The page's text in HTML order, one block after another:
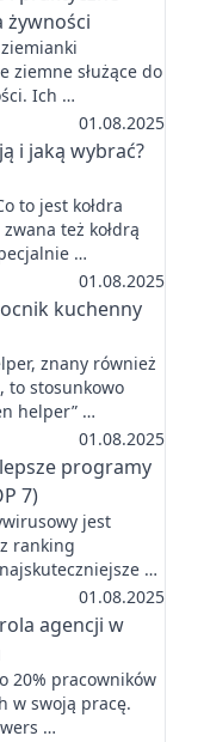
żywności
ziemne służące do
Ich …
01.08.2025
i jaką wybrać?
to jest kołdra
też kołdrą
…
01.08.2025
kuchenny
znany również
to stosunkowo
helper” …
01.08.2025
programy
7)
jest
ranking
…
01.08.2025
agencji w
20% pracowników
w swoją pracę.
…